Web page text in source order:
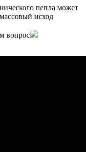
пепла может
исход
вопрос